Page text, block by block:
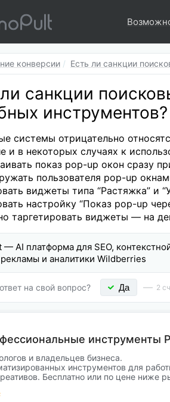
конверсии Есть ли санкции
санкции
инструментов?
системы отрицательно
и в некоторых случаях к
показ pop-up окон сразу
пользователя pop-up
виджеты типа “Растяжка” и
настройку “Показ pop-up
таргетировать виджеты — на
— AI платформа для SEO,
и аналитики Wildberries
на свой вопрос? Да 2
инструменты
и владельцев бизнеса.
инструментов для
Бесплатно или по цене ниже